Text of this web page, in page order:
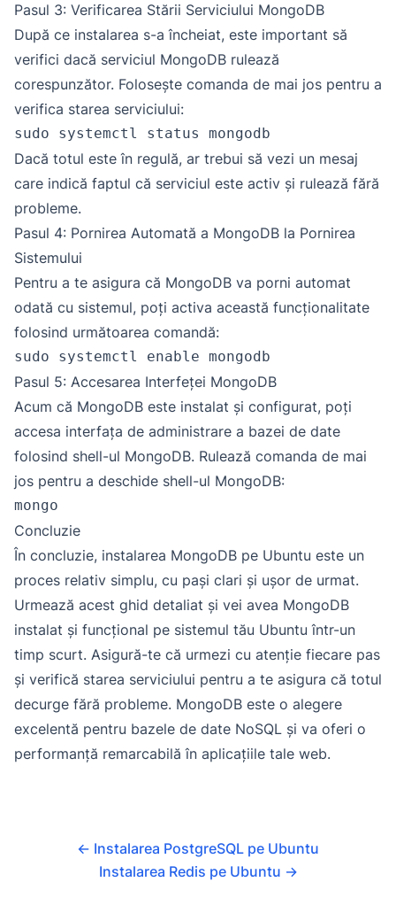
Pasul 3: Verificarea Stării Serviciului MongoDB
După ce instalarea s-a încheiat, este important să
verifici dacă serviciul MongoDB rulează
corespunzător. Folosește comanda de mai jos pentru a
verifica starea serviciului:
sudo systemctl status mongodb
Dacă totul este în regulă, ar trebui să vezi un mesaj
care indică faptul că serviciul este activ și rulează fără
probleme.
Pasul 4: Pornirea Automată a MongoDB la Pornirea
Sistemului
Pentru a te asigura că MongoDB va porni automat
odată cu sistemul, poți activa această funcționalitate
folosind următoarea comandă:
sudo systemctl enable mongodb
Pasul 5: Accesarea Interfeței MongoDB
Acum că MongoDB este instalat și configurat, poți
accesa interfața de administrare a bazei de date
folosind shell-ul MongoDB. Rulează comanda de mai
jos pentru a deschide shell-ul MongoDB:
mongo
Concluzie
În concluzie, instalarea MongoDB pe Ubuntu este un
proces relativ simplu, cu pași clari și ușor de urmat.
Urmează acest ghid detaliat și vei avea MongoDB
instalat și funcțional pe sistemul tău Ubuntu într-un
timp scurt. Asigură-te că urmezi cu atenție fiecare pas
și verifică starea serviciului pentru a te asigura că totul
decurge fără probleme. MongoDB este o alegere
excelentă pentru bazele de date NoSQL și va oferi o
performanță remarcabilă în aplicațiile tale web.
← Instalarea PostgreSQL pe Ubuntu
Instalarea Redis pe Ubuntu →